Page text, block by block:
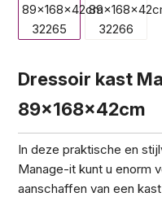
Dressoir kast
89x168x42cm
In deze praktische en
Manage-it kunt u enorm
aanschaffen van een